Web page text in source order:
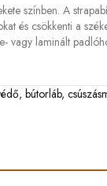
színben. A
és csökkenti a
vagy laminált
, bútorláb,